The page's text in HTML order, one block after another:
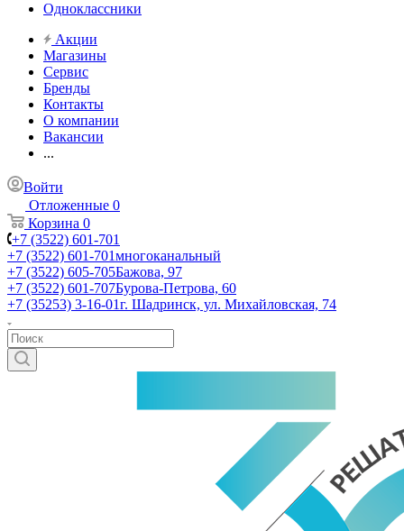
Одноклассники
Акции
Магазины
Сервис
Бренды
Контакты
О компании
Вакансии
...
Войти
Отложенные 0
Корзина 0
+7 (3522) 601-701
+7 (3522) 601-701многоканальный
+7 (3522) 605-705Бажова, 97
+7 (3522) 601-707Бурова-Петрова, 60
+7 (35253) 3-16-01г. Шадринск, ул. Михайловская, 74